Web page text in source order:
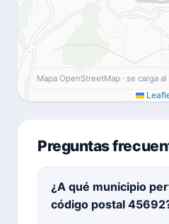
Mapa OpenStreetMap · se carga
Preguntas
¿A qué municipio
código postal